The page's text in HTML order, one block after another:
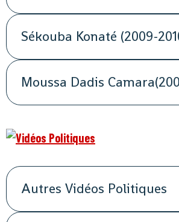
Sékouba Konaté (2009-
Moussa Dadis
Autres Vidéos Politiques